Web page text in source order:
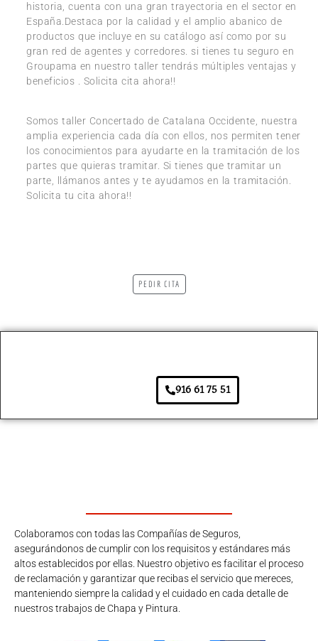
historia, cuenta con una gran trayectoria en el sector en
España.Destaca por la calidad y el amplio abanico de
productos que incluye en su catálogo así como por su
gran red de agentes y corredores. si tienes tu seguro en
Groupama en nuestro taller tendrás múltiples ventajas y
beneficios . Solicita cita ahora!!
Somos taller Concertado de Catalana Occidente, nuestra
amplia experiencia cada día con ellos, nos permiten tener
los conocimientos para ayudarte en la tramitación de los
partes que quieras tramitar. Si tienes que tramitar un
parte, llámanos antes y te ayudamos en la tramitación.
Solicita tu cita ahora!!
PEDIR CITA
916 61 75 51
Colaboramos con todas las Compañías de Seguros,
asegurándonos de cumplir con los requisitos y estándares más
altos establecidos por ellas. Nuestro objetivo es facilitar el proceso
de reclamación y garantizar que recibas el servicio que mereces,
manteniendo siempre la calidad y el cuidado en cada detalle de
nuestros trabajos de Chapa y Pintura.